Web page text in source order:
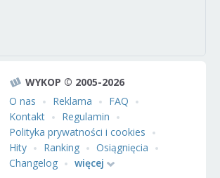
WYKOP © 2005-2026
O nas
Reklama
FAQ
Kontakt
Regulamin
Polityka prywatności i cookies
Hity
Ranking
Osiągnięcia
Changelog
więcej